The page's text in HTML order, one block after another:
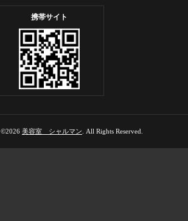
携帯サイト
©2026 美容室 シャルマン . All Rights Reserved.